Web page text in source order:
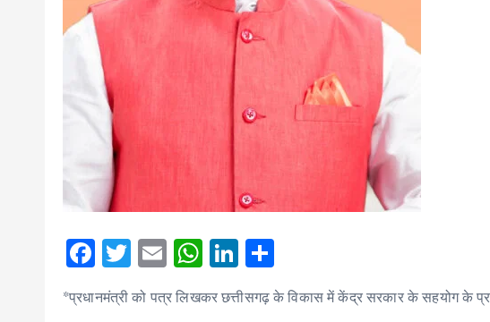
F
ac
e
T
w
it
E
m
ai
W
at
Li
n
k
h
ar
*प्रधानमंत्री को पत्र लिखकर छत्तीसगढ़ के विकास में केंद्र सरकार के सहयोग के